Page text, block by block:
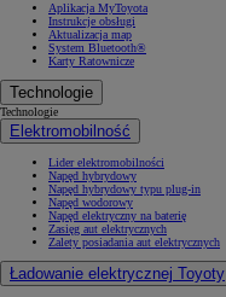
Aplikacja MyToyota
Instrukcje obsługi
Aktualizacja map
System Bluetooth®
Karty Ratownicze
Technologie
Technologie
Elektromobilność
Lider elektromobilności
Napęd hybrydowy
Napęd hybrydowy typu plug-in
Napęd wodorowy
Napęd elektryczny na baterię
Zasięg aut elektrycznych
Zalety posiadania aut elektrycznych
Ładowanie elektrycznej Toyoty